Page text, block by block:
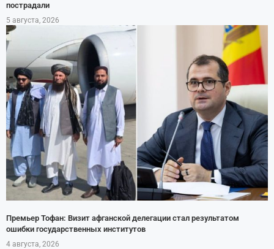
пострадали
5 августа, 2026
Премьер Тофан: Визит афганской делегации стал результатом
ошибки государственных институтов
4 августа, 2026